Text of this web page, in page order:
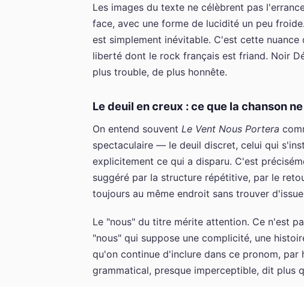
Les images du texte ne célèbrent pas
face, avec une forme de lucidité un peu
est simplement inévitable. C'est cette
liberté dont le rock français est friand. Noir
plus trouble, de plus honnête.
Le deuil en creux : ce que la chanson
On entend souvent Le Vent Nous Portera
spectaculaire — le deuil discret, celui qui
explicitement ce qui a disparu. C'est
suggéré par la structure répétitive, par le
toujours au même endroit sans trouver
Le "nous" du titre mérite attention. Ce n'est
"nous" qui suppose une complicité, une
qu'on continue d'inclure dans ce pronom, par
grammatical, presque imperceptible, dit plus